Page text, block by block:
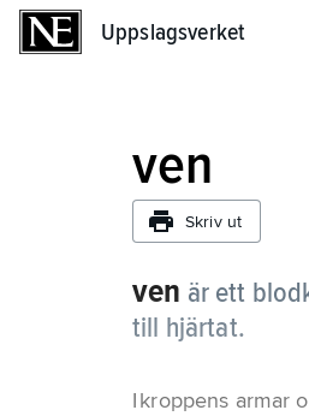
Uppslagsverket
ven
Skriv ut
ven är ett
till hjärtat.
I kroppens armar